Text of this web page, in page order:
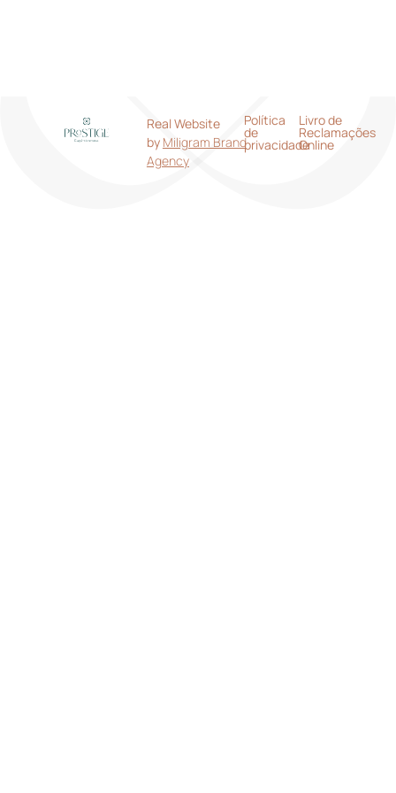
Real Website
by Miligram Brand
Agency
Política
de
privacidade
Livro de
Reclamações
Online